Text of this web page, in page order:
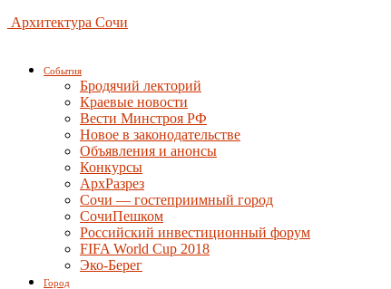
Архитектура Сочи
События
Бродячий лекторий
Краевые новости
Вести Минстроя РФ
Новое в законодательстве
Объявления и анонсы
Конкурсы
АрхРазрез
Сочи — гостеприимный город
СочиПешком
Российский инвестиционный форум
FIFA World Cup 2018
Эко-Берег
Город